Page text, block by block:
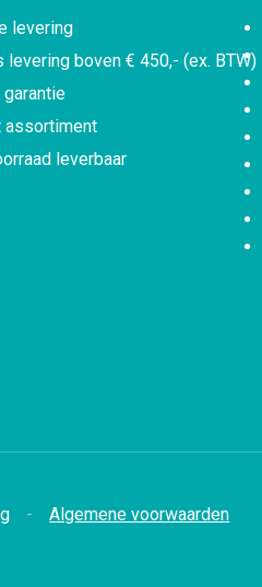
levering
levering boven € 450,- (ex. BTW)
garantie
assortiment
leverbaar
Algemene voorwaarden